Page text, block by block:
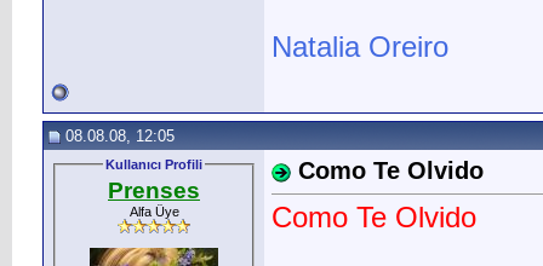
Natalia Oreiro
08.08.08, 12:05
Kullanıcı Profili
Prenses
Alfa Üye
Como Te Olvido
Como Te Olvido